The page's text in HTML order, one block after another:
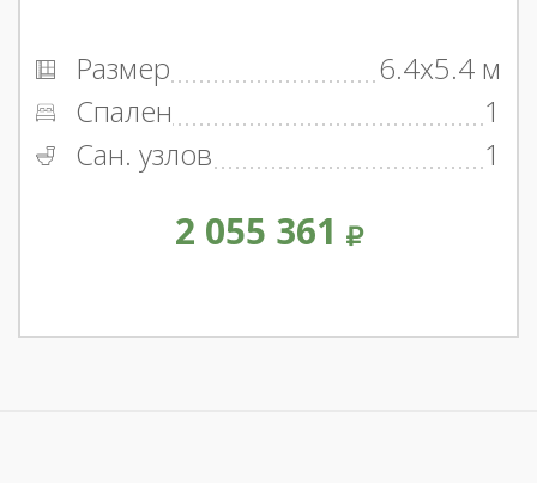
Размер
6.4x5.4 м
Спален
1
Сан. узлов
1
2 055 361